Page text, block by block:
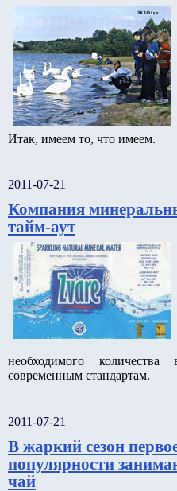
Итак, имеем то, что имеем.
2011-07-21
Компания
тайм-аут
необходимого
современным стандартам.
2011-07-21
В жаркий сезон
популярности
чай